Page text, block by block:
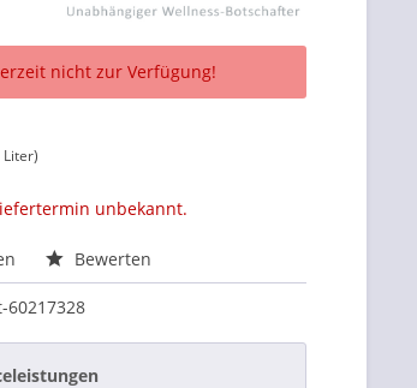
nicht zur Verfügung!
unbekannt.
Bewerten
60217328